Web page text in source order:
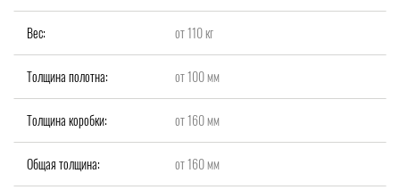
Вес: от 110 кг
Толщина полотна: от 100 мм
Толщина коробки: от 160 мм
Общая толщина: от 160 мм